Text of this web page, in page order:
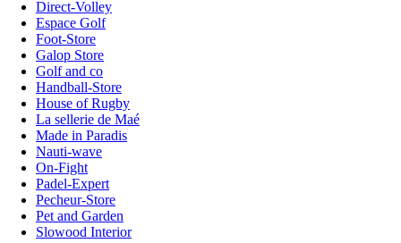
Direct-Volley
Espace Golf
Foot-Store
Galop Store
Golf and co
Handball-Store
House of Rugby
La sellerie de Maé
Made in Paradis
Nauti-wave
On-Fight
Padel-Expert
Pecheur-Store
Pet and Garden
Slowood Interior